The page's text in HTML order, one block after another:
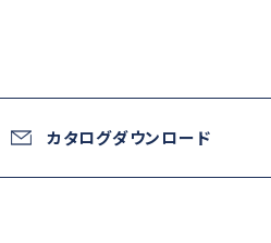
カタログダウンロード